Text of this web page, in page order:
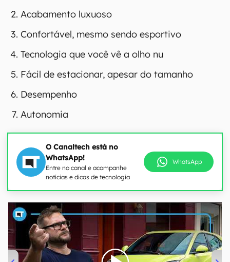
Acabamento luxuoso
Confortável, mesmo sendo esportivo
Tecnologia que você vê a olho nu
Fácil de estacionar, apesar do tamanho
Desempenho
Autonomia
O Canaltech está no
WhatsApp!
Entre no canal e acompanhe
notícias e dicas de tecnologia
WhatsApp